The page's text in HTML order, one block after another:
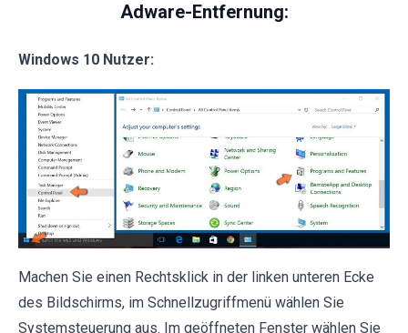
Adware-Entfernung:
Windows 10 Nutzer:
Machen Sie einen Rechtsklick in der linken unteren Ecke
des Bildschirms, im Schnellzugriffmenü wählen Sie
Systemsteuerung aus. Im geöffneten Fenster wählen Sie